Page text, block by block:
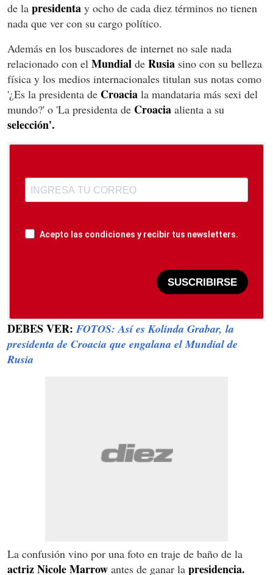
de la presidenta y ocho de cada diez términos no tienen
nada que ver con su cargo político.
Además en los buscadores de internet no sale nada
relacionado con el Mundial de Rusia sino con su belleza
física y los medios internacionales titulan sus notas como
'¿Es la presidenta de Croacia la mandataria más sexi del
mundo?' o 'La presidenta de Croacia alienta a su
selección'.
Acepto las condiciones y recibir tus newsletters.
SUSCRIBIRSE
DEBES VER: FOTOS: Así es Kolinda Grabar, la
presidenta de Croacia que engalana el Mundial de
Rusia
La confusión vino por una foto en traje de baño de la
actriz Nicole Marrow antes de ganar la presidencia.